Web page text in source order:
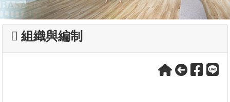
組織與編制